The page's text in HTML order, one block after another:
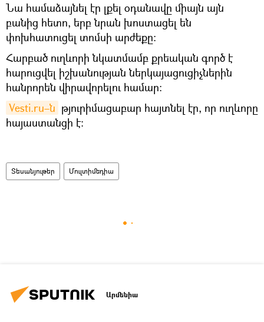
Նա համաձայնել էր լքել օդանավը միայն այն
բանից հետո, երբ նրան խոստացել են
փոխհատուցել տոմսի արժեքը։
Հարբած ուղևորի նկատմամբ քրեական գործ է
հարուցվել իշխանության ներկայացուցիչներին
հանրորեն վիրավորելու համար։
Vesti.ru–ն թյուրիմացաբար հայտնել էր, որ ուղևորը
հայաստանցի է։
Տեսանյութեր Մուլտիմեդիա
Արմենիա